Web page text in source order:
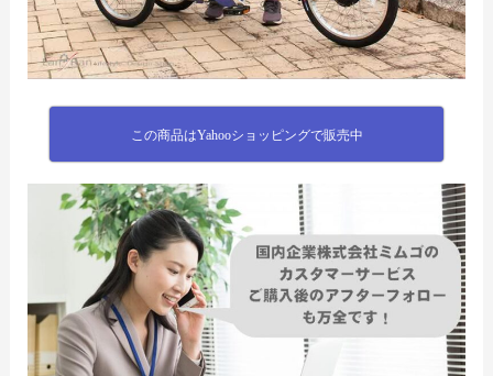
この商品はYahooショッピングで販売中